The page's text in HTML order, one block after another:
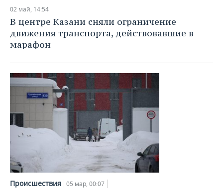
02 май, 14:54
В центре Казани сняли ограничение
движения транспорта, действовавшие в
марафон
Происшествия 05 мар, 00:07